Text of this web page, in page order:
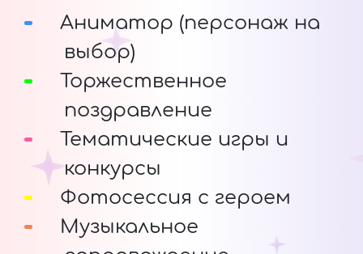
Аниматор (персонаж на
выбор)
Торжественное
поздравление
Тематические игры и
конкурсы
Фотосессия с героем
Музыкальное